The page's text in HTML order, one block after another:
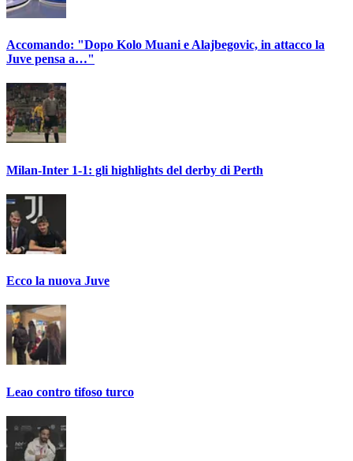
Accomando: "Dopo Kolo Muani e Alajbegovic, in attacco la
Juve pensa a…"
Milan-Inter 1-1: gli highlights del derby di Perth
Ecco la nuova Juve
Leao contro tifoso turco